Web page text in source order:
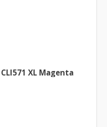
XL Magenta